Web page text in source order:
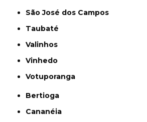
São José dos Campos
Taubaté
Valinhos
Vinhedo
Votuporanga
Bertioga
Cananéia